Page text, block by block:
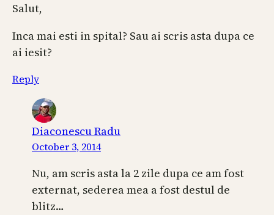
Salut,
Inca mai esti in spital? Sau ai scris asta dupa ce
ai iesit?
Reply
Diaconescu Radu
October 3, 2014
Nu, am scris asta la 2 zile dupa ce am fost
externat, sederea mea a fost destul de
blitz…